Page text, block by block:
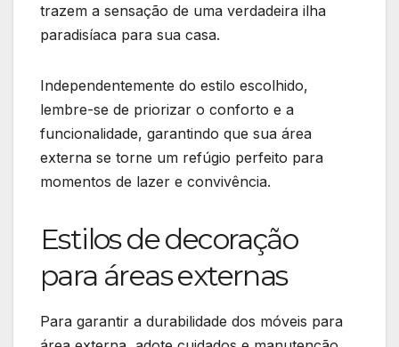
trazem a sensação de uma verdadeira ilha
paradisíaca para sua casa.
Independentemente do estilo escolhido,
lembre-se de priorizar o conforto e a
funcionalidade, garantindo que sua área
externa se torne um refúgio perfeito para
momentos de lazer e convivência.
Estilos de decoração
para áreas externas
Para garantir a durabilidade dos móveis para